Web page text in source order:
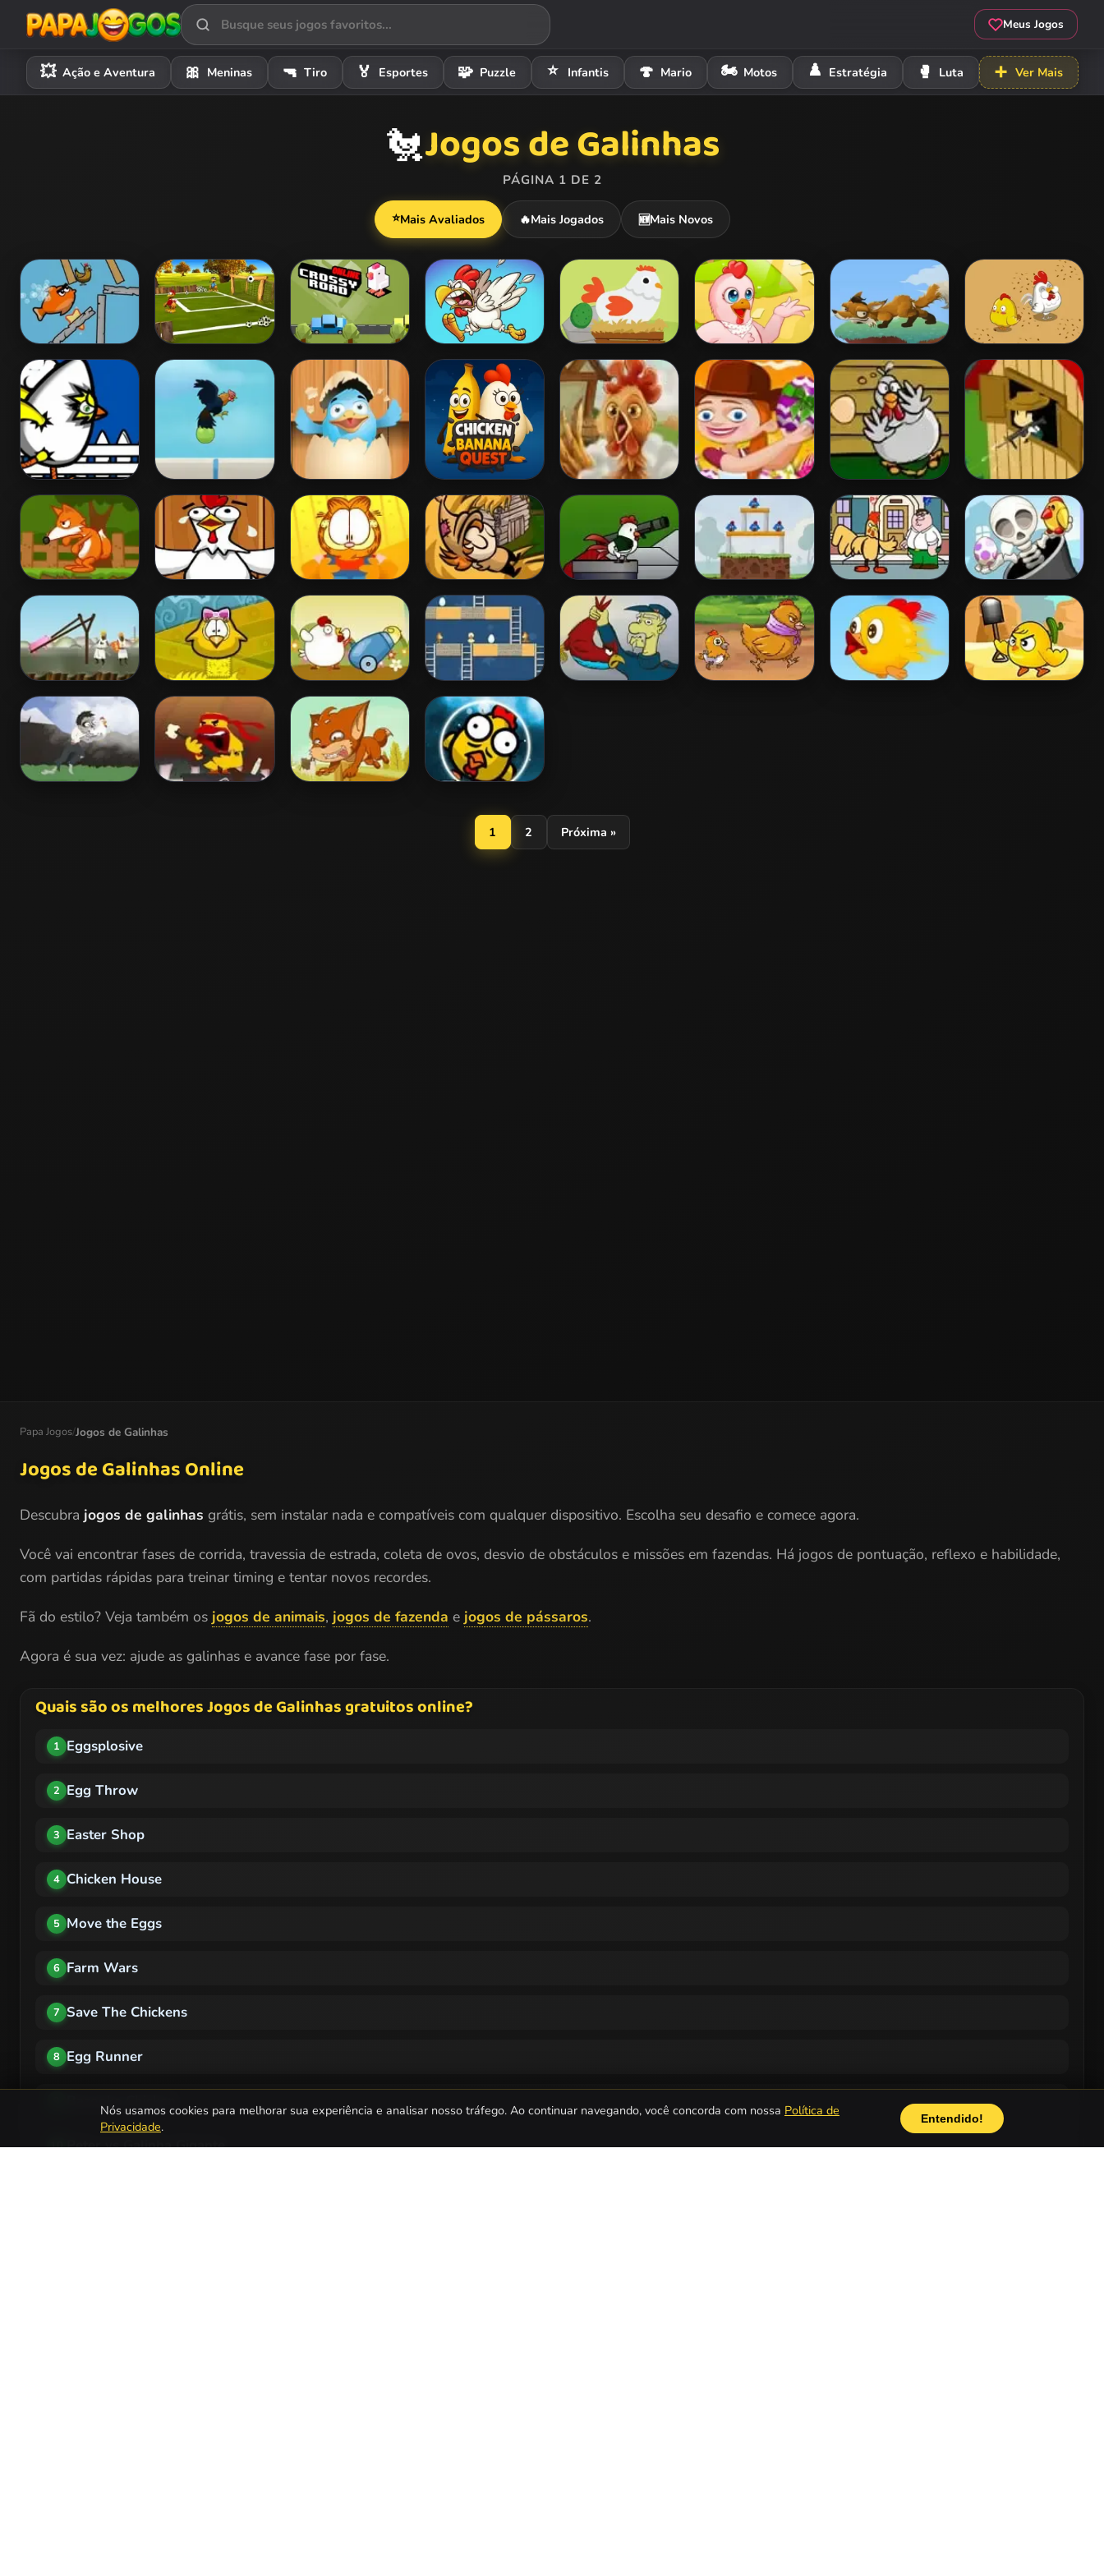
Meus Jogos
💥 Ação e Aventura 🎀 Meninas 🔫 Tiro 🏅 Esportes 🧩 Puzzle ⭐ Infantis 🍄 Mario 🏍️ Motos ♟️ Estratégia 🥊 Luta ➕ Ver Mais
🐔Jogos de Galinhas
PÁGINA 1 DE 2
⭐Mais Avaliados 🔥Mais Jogados 🆕Mais Novos
Angry Fish Moorhuhn Football Crossy Road
Online
Angry Chickens Egg Go Bubble Chicky Fox Fury Mia Pasture Life
Is It a Chicken? Chicken Dodge Duck Shooter Chicken Banana
Quest
Eggsplosive Easter Shop Egg Throw Farm Wars
Save The Chickens Move the Eggs Coop Catch Chicken Chaser Bazooka Chicken Chicken House Peter vs Galinha
Gigante
Skeleton Launcher
Camelot
Smashalot
Rescue a Chicken
2
Chickens vs. Dog Egg Runner
1
2 Próxima »
Papa Jogos/Jogos de Galinhas
Jogos de Galinhas Online
Descubra jogos de galinhas grátis, sem instalar nada e compatíveis com qualquer dispositivo. Escolha seu desafio e comece agora.
Você vai encontrar fases de corrida, travessia de estrada, coleta de ovos, desvio de obstáculos e missões em fazendas. Há jogos de pontuação, reflexo e habilidade,
com partidas rápidas para treinar timing e tentar novos recordes.
Fã do estilo? Veja também os jogos de animais, jogos de fazenda e jogos de pássaros.
Agora é sua vez: ajude as galinhas e avance fase por fase.
Quais são os melhores Jogos de Galinhas gratuitos online?
1 Eggsplosive
2 Egg Throw
3 Easter Shop
4 Chicken House
5 Move the Eggs
6 Farm Wars
7 Save The Chickens
8 Egg Runner
Bazooka Chicken
10 Peter vs Galinha Gigante
Nós usamos cookies para melhorar sua experiência e analisar nosso tráfego. Ao continuar navegando, você concorda com nossa Política de
Privacidade. Entendido!